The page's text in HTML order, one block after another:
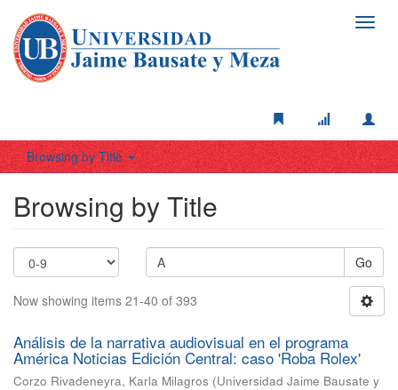
Browsing by Title
Browsing by Title
Go
Now showing items 21-40 of 393
Análisis de la narrativa audiovisual en el programa
América Noticias Edición Central: caso 'Roba Rolex'
Corzo Rivadeneyra, Karla Milagros (Universidad Jaime Bausate y